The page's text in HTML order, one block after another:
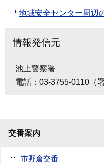
地域安全センター周辺
情報発信元
池上警察署
電話：03-3755-0110（署
交番案内
市野倉交番